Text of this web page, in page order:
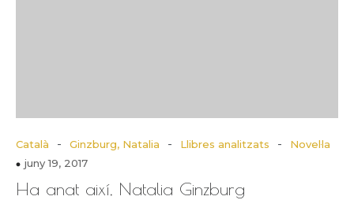
Català - Ginzburg, Natalia - Llibres analitzats -
Novel·la
juny 19, 2017
Ha anat així, Natalia Ginzburg